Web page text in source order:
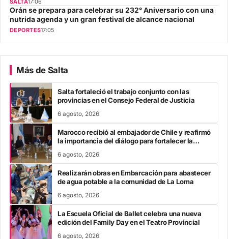
SALTA17:06
Orán se prepara para celebrar su 232° Aniversario con una
nutrida agenda y un gran festival de alcance nacional
DEPORTES17:05
Más de Salta
Salta fortaleció el trabajo conjunto con las
provincias en el Consejo Federal de Justicia
6 agosto, 2026
Marocco recibió al embajador de Chile y reafirmó
la importancia del diálogo para fortalecer la
6 agosto, 2026
Realizarán obras en Embarcación para abastecer
de agua potable a la comunidad de La Loma
6 agosto, 2026
La Escuela Oficial de Ballet celebra una nueva
edición del Family Day en el Teatro Provincial
6 agosto, 2026